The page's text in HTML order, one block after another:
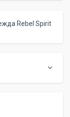
Rebel Spirit